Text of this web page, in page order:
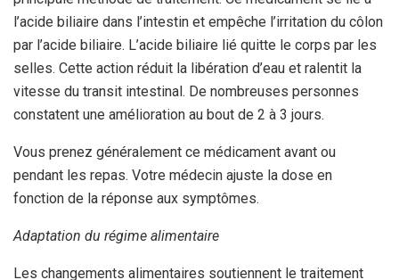
l’acide biliaire dans l’intestin et empêche l’irritation du côlon
par l’acide biliaire. L’acide biliaire lié quitte le corps par les
selles. Cette action réduit la libération d’eau et ralentit la
vitesse du transit intestinal. De nombreuses personnes
constatent une amélioration au bout de 2 à 3 jours.
Vous prenez généralement ce médicament avant ou
pendant les repas. Votre médecin ajuste la dose en
fonction de la réponse aux symptômes.
Adaptation du régime alimentaire
Les changements alimentaires soutiennent le traitement